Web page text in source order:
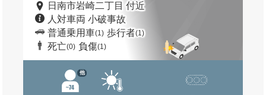
日南市岩崎二丁目 付近
人対車両 小破事故
普通乗用車(1) 歩行者(1)
死亡(0) 負傷(1)
他